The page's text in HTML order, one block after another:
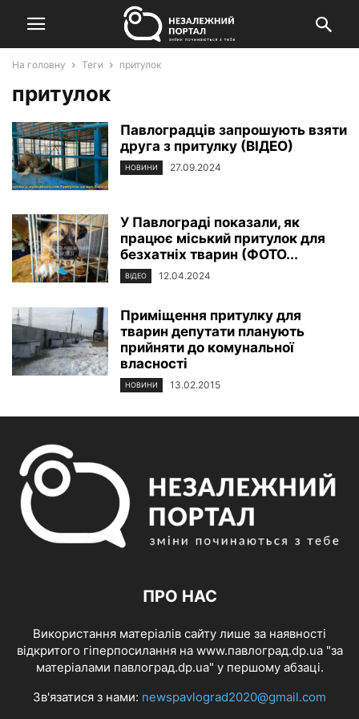
На головну Теги притулок
притулок
Павлоградців запрошують взяти
друга з притулку (ВІДЕО)
НОВИНИ 27.09.2024
У Павлограді показали, як
працює міський притулок для
безхатніх тварин (ФОТО...
ВІДЕО 12.04.2024
Приміщення притулку для
тварин депутати планують
прийняти до комунальної
власності
НОВИНИ 13.02.2015
ПРО НАС
Використання матеріалів сайту лише за наявності
відкритого гіперпосилання на www.павлоград.dp.ua "за
матеріалами павлоград.dp.ua" у першому абзаці.
Зв'язатися з нами: newspavlograd2020@gmail.com